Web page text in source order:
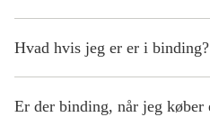
beholde dit nuværende nummer.
Hvad hvis jeg er er i binding?
opkrævet for restbindingen på din
Er der binding, når jeg køber